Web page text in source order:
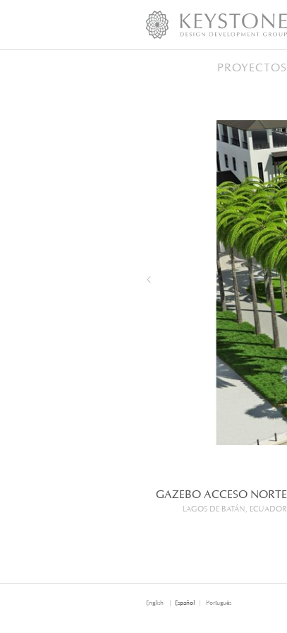
PROYECTOS
GAZEBO ACCESO NORTE
LAGOS DE BATÁN, ECUADOR
English Español Português